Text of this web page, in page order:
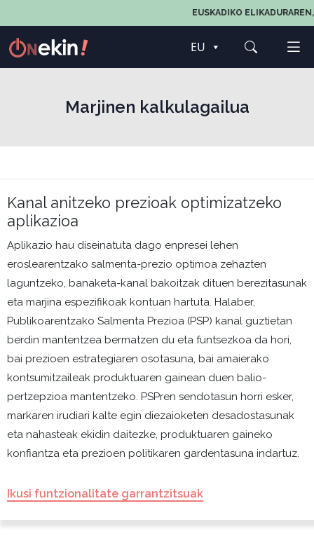
EUSKADIKO
EU
Marjinen kalkulagailua
Kanal anitzeko prezioak optimizatzeko
aplikazioa
Aplikazio hau diseinatuta dago enpresei lehen
eroslearentzako salmenta-prezio optimoa zehazten
laguntzeko, banaketa-kanal bakoitzak dituen berezitasunak
eta marjina espezifikoak kontuan hartuta. Halaber,
Publikoarentzako Salmenta Prezioa (PSP) kanal guztietan
berdin mantentzea bermatzen du eta funtsezkoa da hori,
bai prezioen estrategiaren osotasuna, bai amaierako
kontsumitzaileak produktuaren gainean duen balio-
pertzepzioa mantentzeko. PSPren sendotasun horri esker,
markaren irudiari kalte egin diezaioketen desadostasunak
eta nahasteak ekidin daitezke, produktuaren gaineko
konfiantza eta prezioen politikaren gardentasuna indartuz.
Ikusi funtzionalitate garrantzitsuak